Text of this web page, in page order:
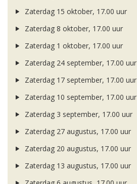
Zaterdag 15 oktober, 17.00 uur
Zaterdag 8 oktober, 17.00 uur
Zaterdag 1 oktober, 17.00 uur
Zaterdag 24 september, 17.00 uur
Zaterdag 17 september, 17.00 uur
Zaterdag 10 september, 17.00 uur
Zaterdag 3 september, 17.00 uur
Zaterdag 27 augustus, 17.00 uur
Zaterdag 20 augustus, 17.00 uur
Zaterdag 13 augustus, 17.00 uur